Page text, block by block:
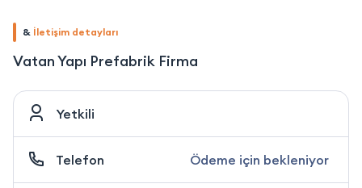
& İletişim detayları
Vatan Yapı Prefabrik Firma
Yetkili
Telefon Ödeme için bekleniyor